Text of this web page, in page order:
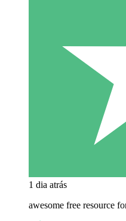
1 dia atrás
awesome free resource